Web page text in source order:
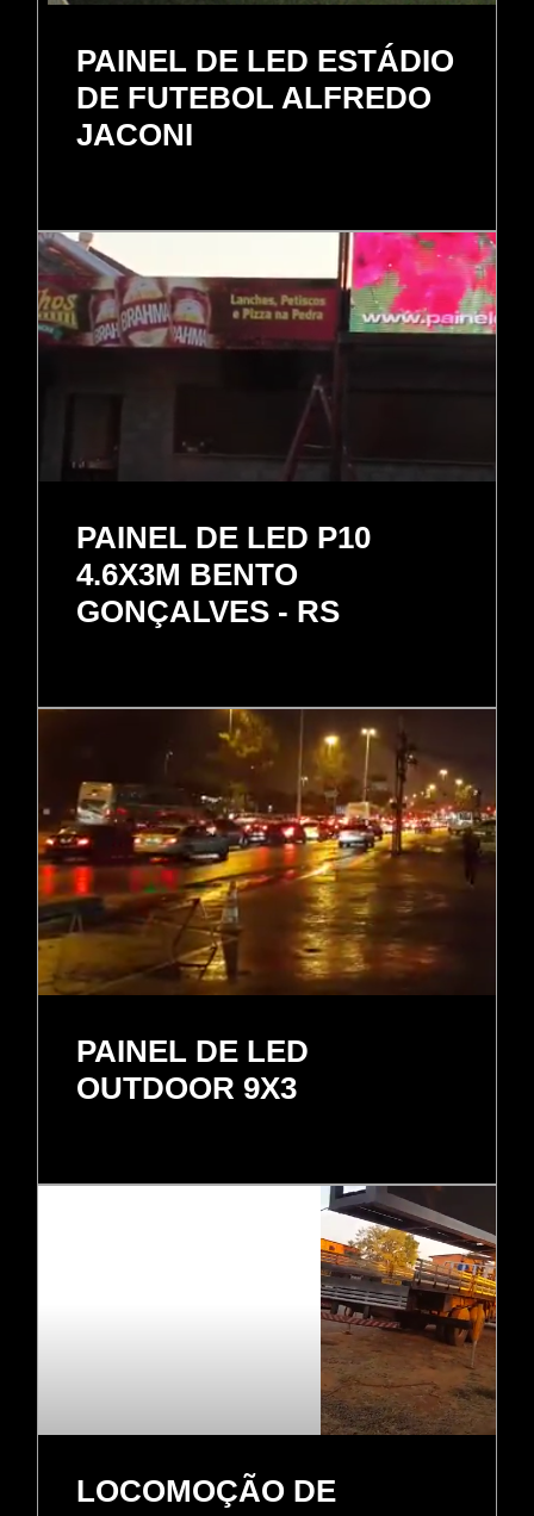
PAINEL DE LED ESTÁDIO
DE FUTEBOL ALFREDO
JACONI
PAINEL DE LED P10
4.6X3M BENTO
GONÇALVES - RS
PAINEL DE LED
OUTDOOR 9X3
LOCOMOÇÃO DE